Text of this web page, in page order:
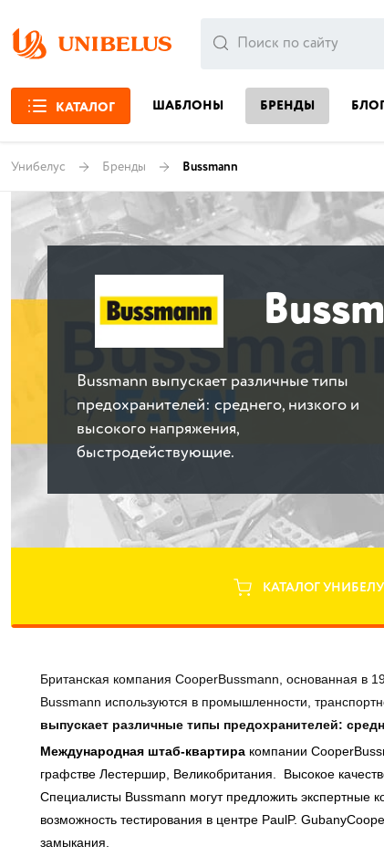
КАТАЛОГ ШАБЛОНЫ БРЕНДЫ
Унибелус Бренды Bussmann
Bussmann выпускает различные типы
предохранителей: среднего, низкого и
высокого напряжения,
быстродействующие.
КАТАЛОГ
Британская компания CooperBussmann, основанная в
Bussmann используются в промышленности,
выпускает различные типы предохранителей:
Международная штаб-квартира компании
графстве Лестершир, Великобритания. Высокое
Специалисты Bussmann могут предложить экспертные
возможность тестирования в центре PaulP.
замыкания.